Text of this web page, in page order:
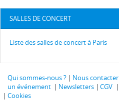
SALLES DE CONCERT
Liste des salles de concert à Paris
Qui sommes-nous ? Nous contacter
un événement
Newsletters CGV
Cookies